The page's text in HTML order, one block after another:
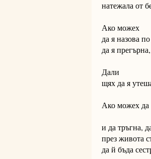
натежала от
Ако можех
да я назова
да я
Дали
щях да я
Ако можех да
и да тръгна,
през живота
да й бъда